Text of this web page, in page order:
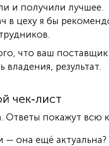
и получили лучшее.
в цеху я бы
что ваш
результат.
чек‑лист
Ответы покажут всю
она ещё